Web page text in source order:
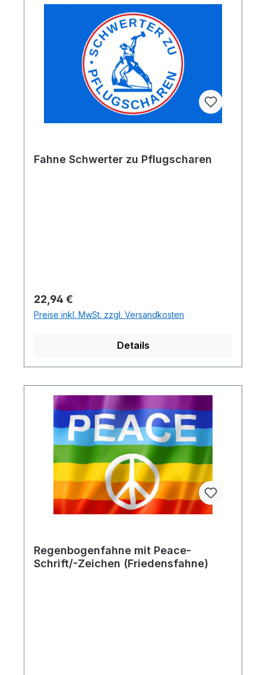
Fahne Schwerter zu Pflugscharen
Regulärer Preis:
22,94 €
Preise inkl. MwSt. zzgl. Versandkosten
Details
Regenbogenfahne mit Peace-
Schrift/-Zeichen (Friedensfahne)